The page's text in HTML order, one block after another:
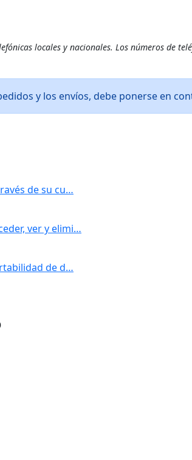
locales y nacionales. Los números de
y los envíos, debe ponerse en
de su cu…
ver y elimi…
de d…